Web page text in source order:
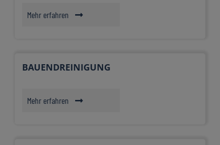
Mehr erfahren
BAUENDREINIGUNG
Mehr erfahren